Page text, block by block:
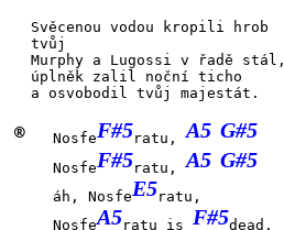
Svěcenou vodou kropili hrob
tvůj
Murphy a Lugossi v řadě stál,
úplněk zalil noční ticho
a osvobodil tvůj majestát.
® NosfeF#5ratu,A5 G#5
NosfeF#5ratu,A5 G#5
áh, NosfeE5ratu,
NosfeA5ratu isF#5dead.